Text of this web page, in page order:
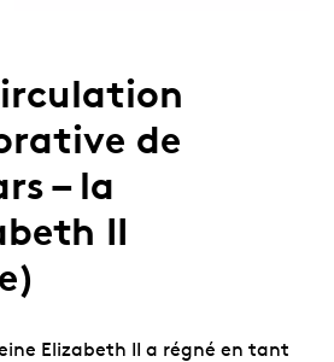
de
– la
II
Elizabeth II a régné en tant